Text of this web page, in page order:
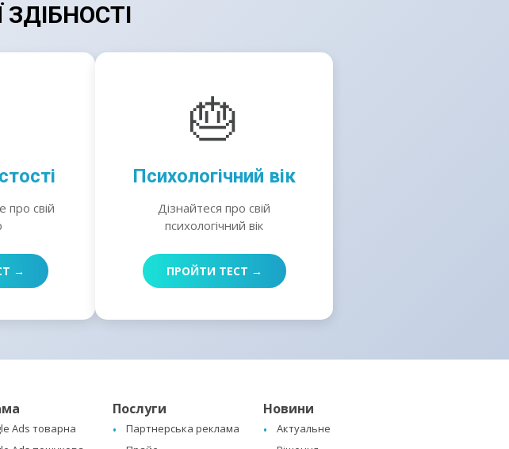
ЗДІБНОСТІ
про свій
→
🎂
Психологічний вік
Дізнайтеся про свій
психологічний вік
ПРОЙТИ ТЕСТ →
Ads товарна
Послуги
Партнерська реклама
Новини
Актуальне